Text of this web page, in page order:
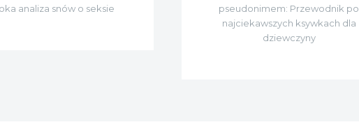
analiza snów o seksie
pseudonimem: Przewodnik po
najciekawszych ksywkach dla
dziewczyny